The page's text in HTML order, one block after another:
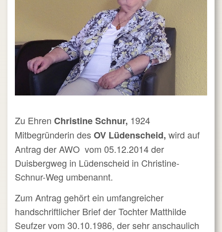
Zu Ehren Christine Schnur, 1924
Mitbegründerin desOV Lüdenscheid, wird auf
Antrag der AWO vom 05.12.2014 der
Duisbergweg in Lüdenscheid in Christine-
Schnur-Weg umbenannt.
Zum Antrag gehört ein umfangreicher
handschriftlicher Brief der Tochter Matthilde
Seufzer vom 30.10.1986, der sehr anschaulich